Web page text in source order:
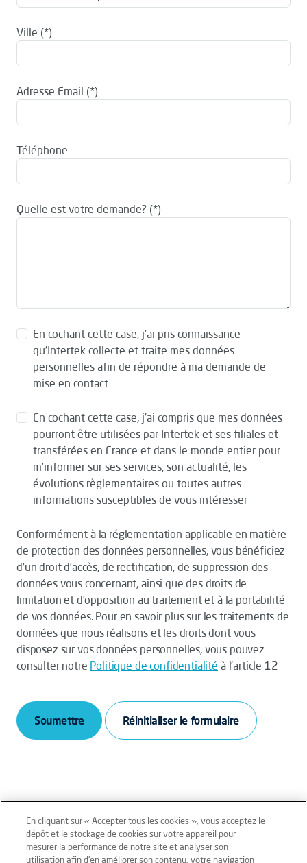
Ville
Adresse Email
Téléphone
Quelle est votre demande?
En cochant cette case, j’ai pris connaissance
qu’Intertek collecte et traite mes données
personnelles afin de répondre à ma demande de
mise en contact
En cochant cette case, j’ai compris que mes données
pourront être utilisées par Intertek et ses filiales et
transférées en France et dans le monde entier pour
m’informer sur ses services, son actualité, les
évolutions règlementaires ou toutes autres
informations susceptibles de vous intéresser
Conformément à la réglementation applicable en matière
de protection des données personnelles, vous bénéficiez
d’un droit d’accès, de rectification, de suppression des
données vous concernant, ainsi que des droits de
limitation et d’opposition au traitement et à la portabilité
de vos données. Pour en savoir plus sur les traitements de
données que nous réalisons et les droits dont vous
disposez sur vos données personnelles, vous pouvez
consulter notre Politique de confidentialité à l’article 12
Soumettre
Mentions légales Conditions générales
En cliquant sur « Accepter tous les cookies », vous acceptez le
dépôt et le stockage de cookies sur votre appareil pour
mesurer la performance de notre site et analyser son
utilisation afin d’en améliorer son contenu, votre navigation